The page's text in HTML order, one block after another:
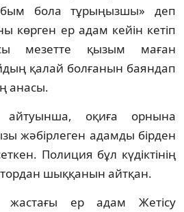
бола тұрыңызшы» деп
көрген ер адам кейін кетіп
мезетте қызым маған
қалай болғанын баяндап
анасы.
айтуынша, оқиға орнына
жәбірлеген адамды бірден
Полиция бұл күдіктінің
шыққанын айтқан.
жастағы ер адам Жетісу